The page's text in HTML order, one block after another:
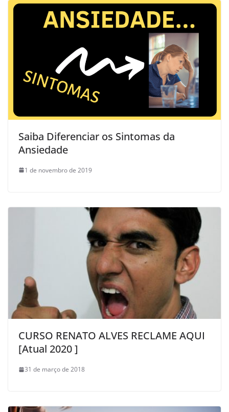
Saiba Diferenciar os Sintomas da
Ansiedade
1 de novembro de 2019
CURSO RENATO ALVES RECLAME AQUI
[Atual 2020 ]
31 de março de 2018